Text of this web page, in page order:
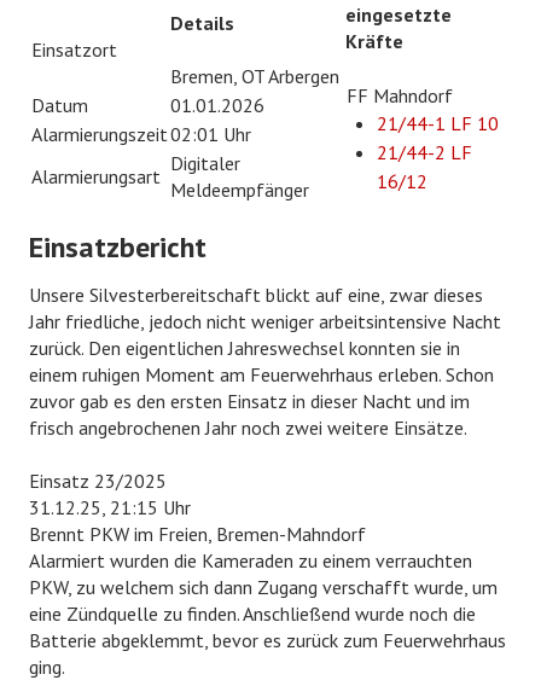
EHRENABTEILUNG
NOTRUF 112
Einsatzort
Details
Bremen, OT Arbergen
Datum
01.01.2026
Alarmierungszeit02:01 Uhr
Alarmierungsart
Digitaler
Meldeempfänger
eingesetzte
Kräfte
FF Mahndorf
21/44-1 LF 10
21/44-2 LF
16/12
Einsatzbericht
Unsere Silvesterbereitschaft blickt auf eine, zwar dieses
Jahr friedliche, jedoch nicht weniger arbeitsintensive Nacht
zurück. Den eigentlichen Jahreswechsel konnten sie in
einem ruhigen Moment am Feuerwehrhaus erleben. Schon
zuvor gab es den ersten Einsatz in dieser Nacht und im
frisch angebrochenen Jahr noch zwei weitere Einsätze.
Einsatz 23/2025
31.12.25, 21:15 Uhr
Brennt PKW im Freien, Bremen-Mahndorf
Alarmiert wurden die Kameraden zu einem verrauchten
PKW, zu welchem sich dann Zugang verschafft wurde, um
eine Zündquelle zu finden. Anschließend wurde noch die
Batterie abgeklemmt, bevor es zurück zum Feuerwehrhaus
ging.